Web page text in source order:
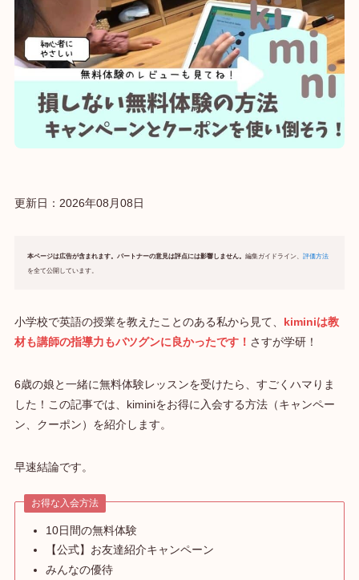
更新日： 2026年08月08日
本ページは広告が含まれます。パートナーの意見は評点には影響しません。 編集ガイドライン、 評価方法
を全て公開しています。
小学校で英語の授業を教えたことのある私から見て、 kiminiは教
材も講師の指導力もバツグンに良かったです！ さすが学研！
6歳の娘と一緒に無料体験レッスンを受けたら、すごくハマりま
した！この記事では、kiminiをお得に入会する方法（キャンペー
ン、クーポン）を紹介します。
早速結論です。
お得な入会方法
10日間の無料体験
【公式】お友達紹介キャンペーン
みんなの優待